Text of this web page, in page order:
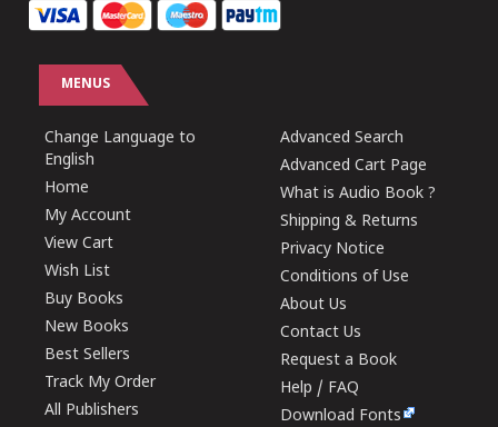
MENUS
Change Language to
English
Home
My Account
View Cart
Wish List
Buy Books
New Books
Best Sellers
Track My Order
All Publishers
Advanced Search
Advanced Cart Page
What is Audio Book ?
Shipping & Returns
Privacy Notice
Conditions of Use
About Us
Contact Us
Request a Book
Help / FAQ
Download Fonts